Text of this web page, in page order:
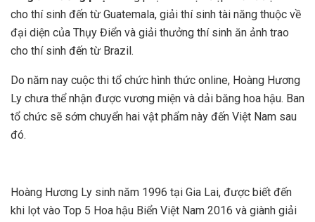
cho thí sinh đến từ Guatemala, giải thí sinh tài năng thuộc về
đại diện của Thụy Điển và giải thưởng thí sinh ăn ảnh trao
cho thí sinh đến từ Brazil.
Do năm nay cuộc thi tổ chức hình thức online, Hoàng Hương
Ly chưa thể nhận được vương miện và dải băng hoa hậu. Ban
tổ chức sẽ sớm chuyển hai vật phẩm này đến Việt Nam sau
đó.
Hoàng Hương Ly sinh năm 1996 tại Gia Lai, được biết đến
khi lọt vào Top 5 Hoa hậu Biển Việt Nam 2016 và giành giải